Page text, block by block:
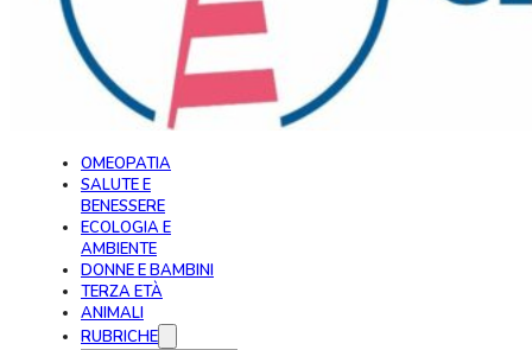
OMEOPATIA
SALUTE E
BENESSERE
ECOLOGIA E
AMBIENTE
DONNE E BAMBINI
TERZA ETÀ
ANIMALI
RUBRICHE